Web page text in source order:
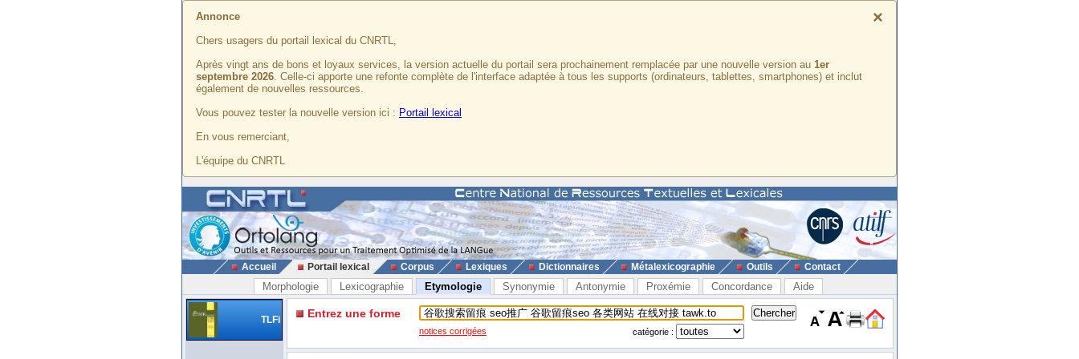
×
Annonce
Chers usagers du portail lexical du CNRTL,
Après vingt ans de bons et loyaux services, la version actuelle du portail sera prochainement remplacée par une nouvelle version au 1er
septembre 2026. Celle-ci apporte une refonte complète de l'interface adaptée à tous les supports (ordinateurs, tablettes, smartphones) et inclut
également de nouvelles ressources.
Vous pouvez tester la nouvelle version ici : Portail lexical
En vous remerciant,
L'équipe du CNRTL
Accueil Portail lexical Corpus Lexiques Dictionnaires Métalexicographie Outils Contact
Morphologie Lexicographie Etymologie Synonymie Antonymie Proxémie Concordance Aide
TLFi Entrez une forme
notices corrigées catégorie :